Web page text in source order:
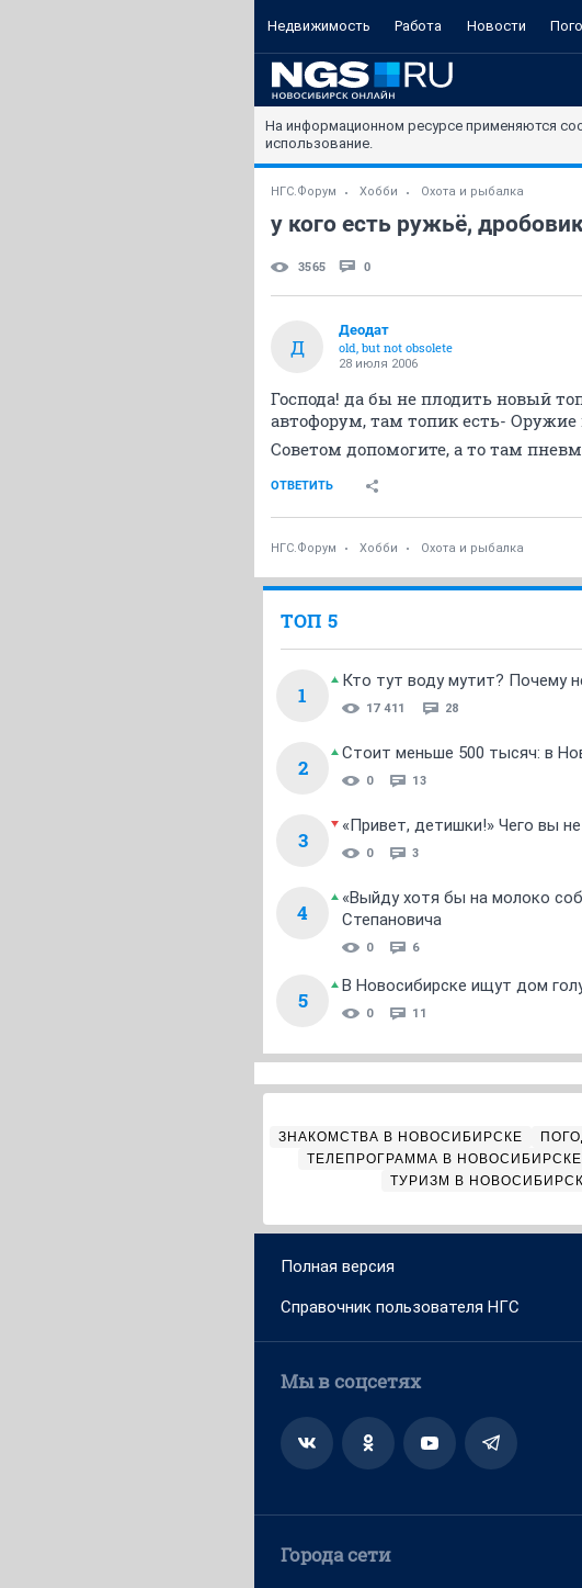
Недвижимость Работа Новости
На информационном ресурсе применяются
использование.
НГС.Форум Хобби Охота и рыбалка
у кого есть ружьё,
3565 0
Д
Деодат
old, but not obsolete
28 июля 2006
Господа! да бы не плодить новый
автофорум, там топик есть-
Советом допомогите, а то там
ОТВЕТИТЬ
НГС.Форум Хобби Охота и рыбалка
ТОП 5
1
Кто тут воду мутит? Почему
17 411 28
2
Стоит меньше 500 тысяч: в
0 13
3
«Привет, детишки!» Чего вы
0 3
4
«Выйду хотя бы на молоко
Степановича
0 6
5
В Новосибирске ищут дом
0 11
ЗНАКОМСТВА В НОВОСИБИРСКЕ
ТЕЛЕПРОГРАММА В НОВОСИБИРСКЕ
ТУРИЗМ В
Полная версия
Справочник пользователя НГС
Мы в соцсетях
Города сети